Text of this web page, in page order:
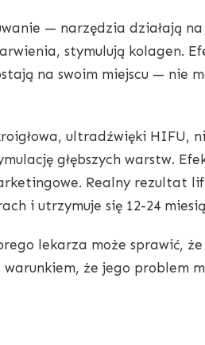
— narzędzia działają na
stymulują kolagen.
na swoim miejscu — nie
ultradźwięki HIFU,
głębszych warstw.
Realny rezultat
i utrzymuje się 12-24
lekarza może sprawić,
że jego problem